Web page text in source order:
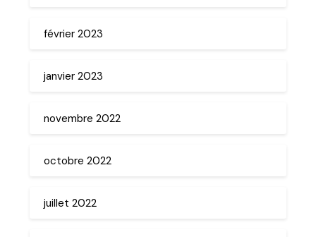
février 2023
janvier 2023
novembre 2022
octobre 2022
juillet 2022